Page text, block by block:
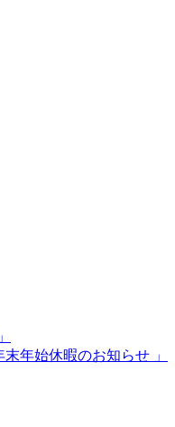
末年始休暇のお知らせ 」